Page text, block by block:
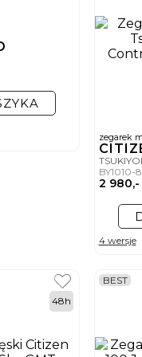
takich jak
Dzięki temu
najlepszy gadżet dla
zegarek
BY1010-
2 980,-
4 wersje
48h
BEST